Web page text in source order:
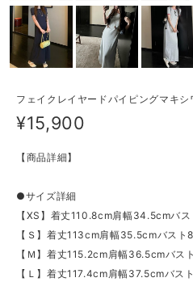
フェイクレイヤードパイピングマキシ
¥15,900
【商品詳細】
●サイズ詳細
【XS】着丈110.8cm肩幅34.5cmバ
【Ｓ】着丈113cm肩幅35.5cmバス
【Ｍ】着丈115.2cm肩幅36.5cmバス
【Ｌ】着丈117.4cm肩幅37.5cmバス